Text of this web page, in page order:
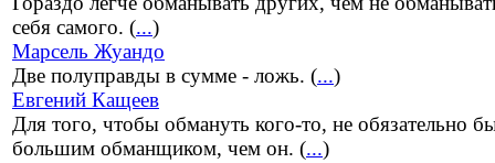
себя самого. (...)
Марсель Жуандо
Две полуправды в сумме - ложь. (...)
Евгений Кащеев
Для того, чтобы обмануть кого-то, не обязательно
большим обманщиком, чем он. (...)